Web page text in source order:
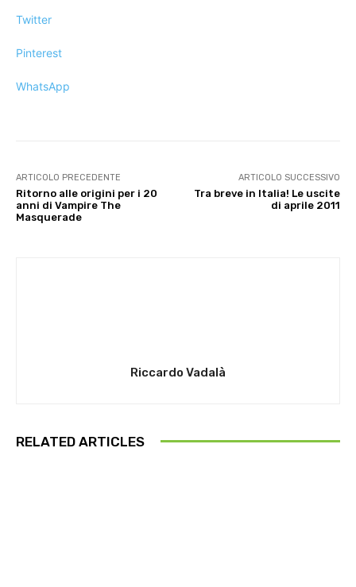
Twitter
Pinterest
WhatsApp
ARTICOLO PRECEDENTE
Ritorno alle origini per i 20
anni di Vampire The
Masquerade
ARTICOLO SUCCESSIVO
Tra breve in Italia! Le uscite
di aprile 2011
Riccardo Vadalà
RELATED ARTICLES